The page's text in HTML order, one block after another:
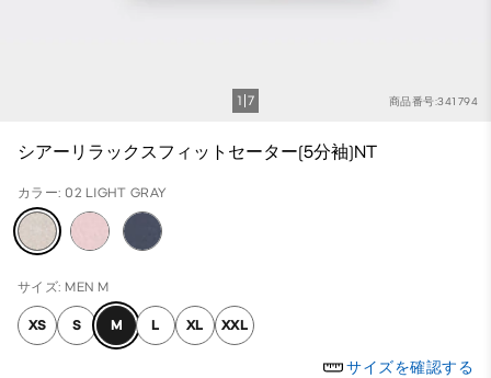
商品番号:341794
1 7
シアーリラックスフィットセーター(5分袖)NT
カラー: 02 LIGHT GRAY
サイズ: MEN M
XS S M L XL XXL
サイズを確認する